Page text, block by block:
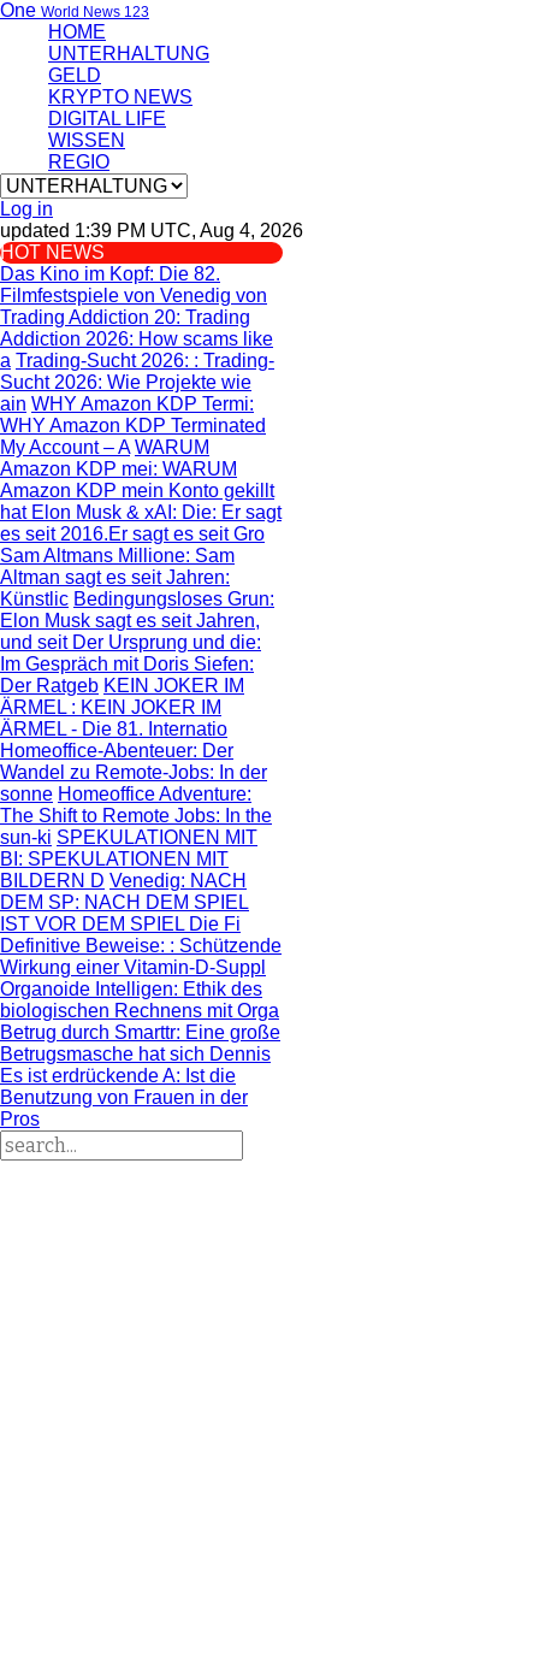
One World News 123
HOME
UNTERHALTUNG
GELD
KRYPTO NEWS
DIGITAL LIFE
WISSEN
REGIO
Log in
updated 1:39 PM UTC, Aug 4, 2026
HOT NEWS
Das Kino im Kopf: Die 82.
Filmfestspiele von Venedig von
Trading Addiction 20: Trading
Addiction 2026: How scams like
a Trading-Sucht 2026: : Trading-
Sucht 2026: Wie Projekte wie
ain WHY Amazon KDP Termi:
WHY Amazon KDP Terminated
My Account – A WARUM
Amazon KDP mei: WARUM
Amazon KDP mein Konto gekillt
hat Elon Musk & xAI: Die: Er sagt
es seit 2016.Er sagt es seit Gro
Sam Altmans Millione: Sam
Altman sagt es seit Jahren:
Künstlic Bedingungsloses Grun:
Elon Musk sagt es seit Jahren,
und seit Der Ursprung und die:
Im Gespräch mit Doris Siefen:
Der Ratgeb KEIN JOKER IM
ÄRMEL : KEIN JOKER IM
ÄRMEL - Die 81. Internatio
Homeoffice-Abenteuer: Der
Wandel zu Remote-Jobs: In der
sonne Homeoffice Adventure:
The Shift to Remote Jobs: In the
sun-ki SPEKULATIONEN MIT
BI : SPEKULATIONEN MIT
BILDERN D Venedig: NACH
DEM SP: NACH DEM SPIEL
IST VOR DEM SPIEL Die Fi
Definitive Beweise: : Schützende
Wirkung einer Vitamin-D-Suppl
Organoide Intelligen: Ethik des
biologischen Rechnens mit Orga
Betrug durch Smarttr: Eine große
Betrugsmasche hat sich Dennis
Es ist erdrückende A: Ist die
Benutzung von Frauen in der
Pros